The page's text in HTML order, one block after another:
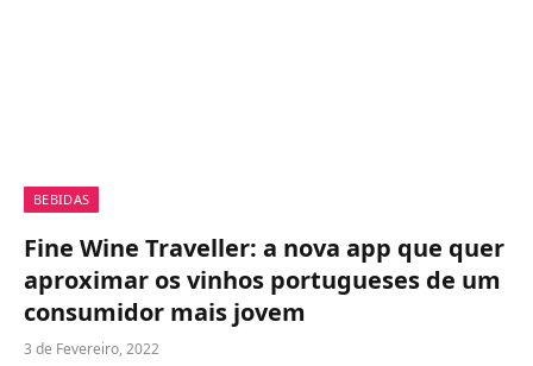
BEBIDAS
Fine Wine Traveller: a nova app que quer
aproximar os vinhos portugueses de um
consumidor mais jovem
3 de Fevereiro, 2022